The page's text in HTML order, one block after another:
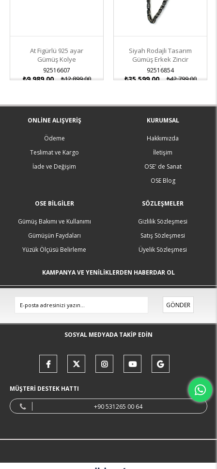
At Figürlü 925 ayar
Gümüş Kolye
92516607
₺9.989,00 ₺12.899,00
Siyah Rodajli Tasarım
Gümüş Erkek Zincir
Kolye
92516854
₺35.599,00 ₺42.799,00
ONLINE ALIŞVERIŞ
Ödeme
Teslimat ve Kargo
İade ve Değişim
KURUMSAL
Hakkımızda
İletişim
OSE' de Sanat
OSE Blog
OSE BILGILER
Gümüş Bakımı ve Kullanımı
Gümüşün Faydaları
Yüzük Ölçüsü Belirleme
SÖZLEŞMELER
Gizlilik Sözleşmesi
Satış Sözleşmesi
Üyelik Sözleşmesi
KAMPANYA VE YENİLİKLERDEN HABERDAR OL
GÖNDER
SOSYAL MEDYADA TAKİP EDİN
MÜŞTERİ DESTEK HATTI
+90 531265 00 64